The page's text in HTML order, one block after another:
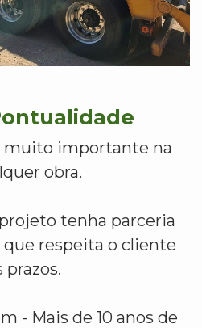
muito importante na
obra.
tenha parceria
respeita o cliente
- Mais de 10 anos de